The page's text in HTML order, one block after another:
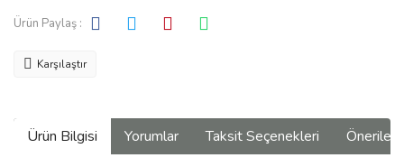
Ürün Paylaş :
Karşılaştır
Ürün Bilgisi Yorumlar Taksit Seçenekleri